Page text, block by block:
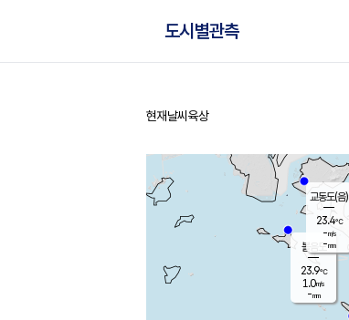
도시별관측
홈
현재날씨 육상
볼음도
23.9℃
1.0m/s
-mm
교동도(음)
23.4℃
-m/s
-mm